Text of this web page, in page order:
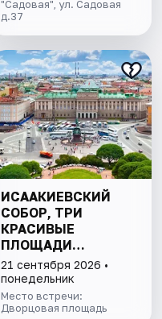
"Садовая", ул. Садовая
д.37
ИСААКИЕВСКИЙ
СОБОР, ТРИ
КРАСИВЫЕ
ПЛОЩАДИ
ПЕТЕРБУРГА И
ПОДЪЁМ НА
КОЛОННАДУ В
МИНИ-ГРУППЕ
21 сентября 2026 •
понедельник
Место встречи:
Дворцовая площадь